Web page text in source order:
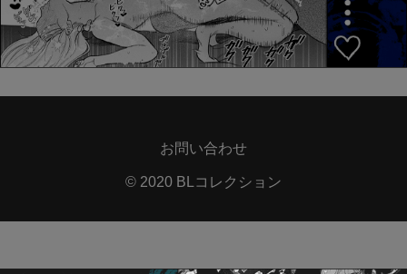
お問い合わせ
© 2020 BLコレクション